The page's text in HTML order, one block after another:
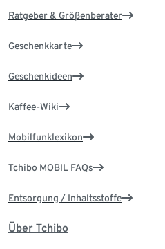
Ratgeber & Größenberater
Geschenkkarte
Geschenkideen
Kaffee-Wiki
Mobilfunklexikon
Tchibo MOBIL FAQs
Entsorgung / Inhaltsstoffe
Über Tchibo